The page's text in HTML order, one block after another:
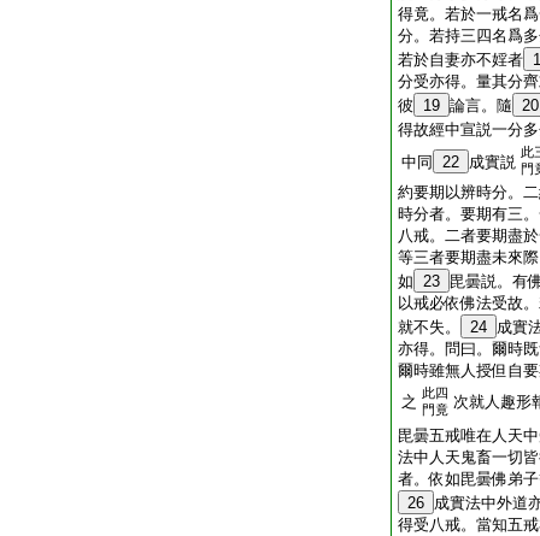
得竟。若於一戒名
分。若持三四名爲
若於自妻亦不婬者
分受亦得。量其分
彼
19 論言。隨 20
得故經中宣説一分
中同
22 成實説
此
門
約要期以辨時分。
時分者。要期有三
八戒。二者要期盡
等三者要期盡未來
如 23 毘曇説。有
以戒必依佛法受故
就不失。
24 成實
亦得。問曰。爾時
爾時雖無人授但自
之 此四
門竟 次就人趣形
毘曇五戒唯在人天
法中人天鬼畜一切
者。依如毘曇佛弟
26 成實法中外道
得受八戒。當知五